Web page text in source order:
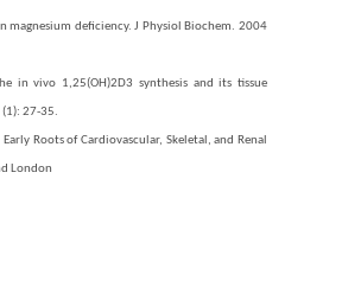
magnesium deficiency. J Physiol Biochem. 2004
in vivo 1,25(OH)2D3 synthesis and its tissue
27-35.
Roots of Cardiovascular, Skeletal, and Renal
London